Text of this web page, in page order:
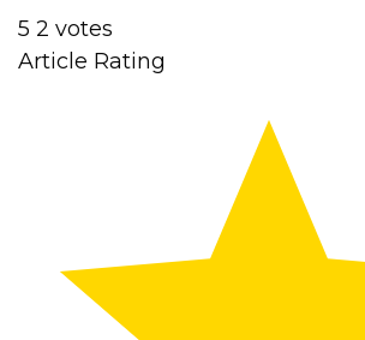
5 2 votes
Article Rating